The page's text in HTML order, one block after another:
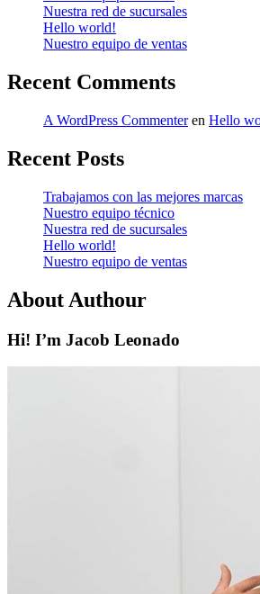
Nuestra red de sucursales
Hello world!
Nuestro equipo de ventas
Recent Comments
A WordPress Commenteren Hello
Recent Posts
Trabajamos con las mejores marcas
Nuestro equipo técnico
Nuestra red de sucursales
Hello world!
Nuestro equipo de ventas
About Authour
Hi! I’m Jacob Leonado